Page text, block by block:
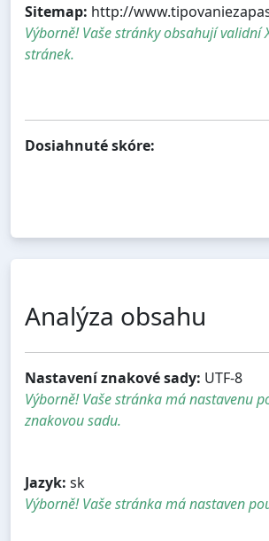
Sitemap: http://
Výborně! Vaše stránky obsahují validní
stránek.
Dosiahnuté skóre:
Analýza obsahu
Nastavení znakové sady: UTF-8
Výborně! Vaše stránka má nastavenu
znakovou sadu.
Jazyk: sk
Výborně! Vaše stránka má nastaven